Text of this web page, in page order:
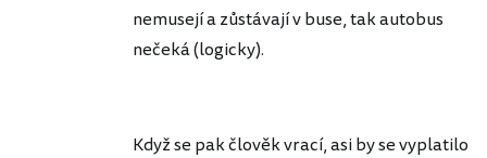
nemusejí a zůstávají v buse, tak autobus
nečeká (logicky).
Když se pak člověk vrací, asi by se vyplatilo